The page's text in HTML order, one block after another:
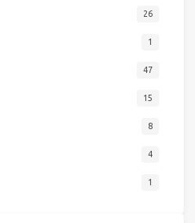
26
1
47
15
8
4
1